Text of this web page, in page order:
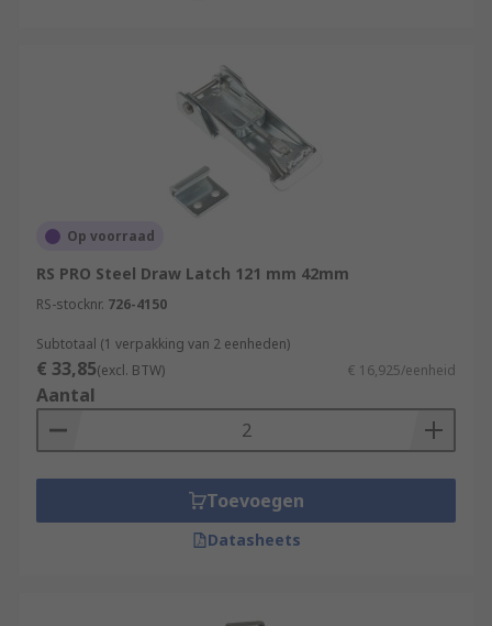
Op voorraad
RS PRO Steel Draw Latch 121 mm 42mm
RS-stocknr. 726-4150
Subtotaal (1 verpakking van 2 eenheden)
€ 33,85(excl. BTW) € 16,925/eenheid
Aantal
Toevoegen
Datasheets